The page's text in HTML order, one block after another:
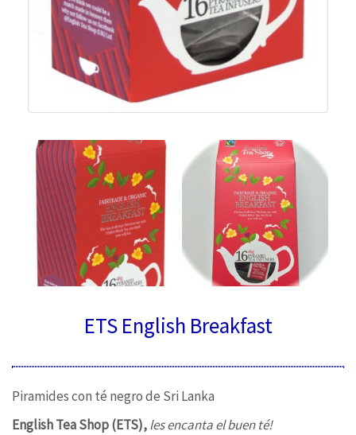
ETS English Breakfast
Piramides con té negro de Sri Lanka
English Tea Shop (ETS),les encanta el buen té!